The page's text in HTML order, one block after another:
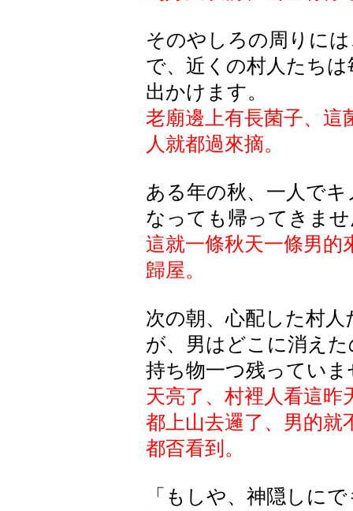
そのやしろの周りに
で、近くの村人たち
出かけます。
老廟邊上有長菌子、這
人就都過來摘。
ある年の秋、一人で
なっても帰ってきま
這就一條秋天一條男的
歸屋。
次の朝、心配した村
が、男はどこに消え
持ち物一つ残っていま
天亮了、村裡人看這昨
都上山去邏了、男的就
都㫘看到。
「もしや、神隠しに